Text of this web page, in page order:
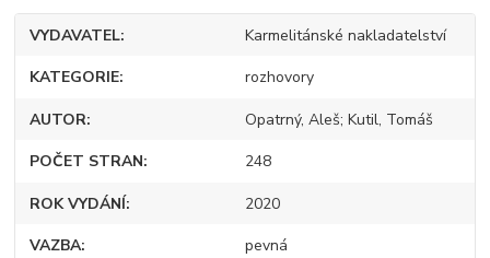
VYDAVATEL Karmelitánské nakladatelství
KATEGORIE rozhovory
AUTOR Opatrný, Aleš; Kutil, Tomáš
POČET STRAN 248
ROK VYDÁNÍ 2020
VAZBA pevná